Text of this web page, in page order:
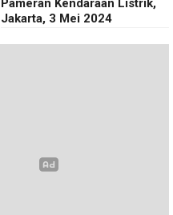
Jakarta, 3 Mei 2024